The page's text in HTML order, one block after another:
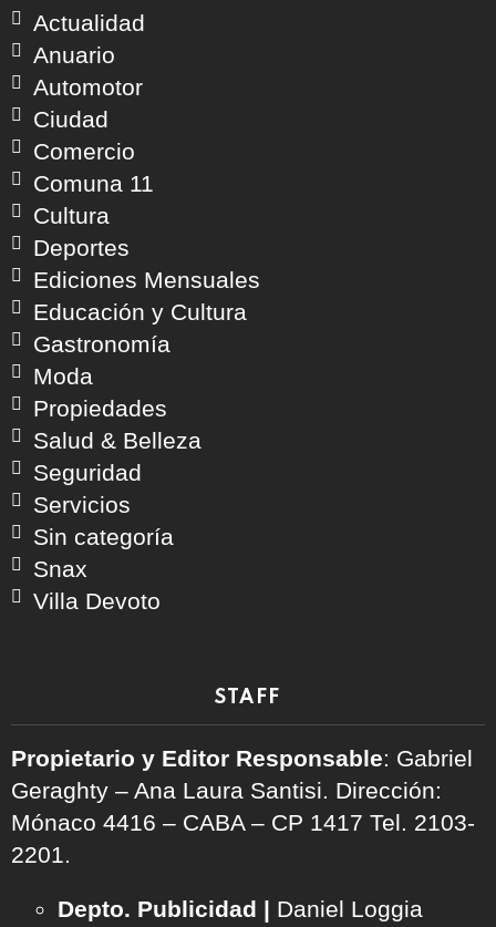
Actualidad
Anuario
Automotor
Ciudad
Comercio
Comuna 11
Cultura
Deportes
Ediciones Mensuales
Educación y Cultura
Gastronomía
Moda
Propiedades
Salud & Belleza
Seguridad
Servicios
Sin categoría
Snax
Villa Devoto
STAFF
Propietario y Editor Responsable: Gabriel
Geraghty – Ana Laura Santisi. Dirección:
Mónaco 4416 – CABA – CP 1417 Tel. 2103-
2201.
Depto. Publicidad | Daniel Loggia